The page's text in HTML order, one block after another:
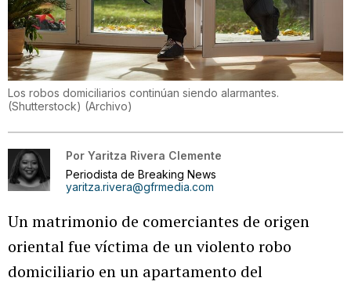
Los robos domiciliarios continúan siendo alarmantes.
(Shutterstock) (Archivo)
Por Yaritza Rivera Clemente
Periodista de Breaking News
yaritza.rivera@gfrmedia.com
Un matrimonio de comerciantes de origen
oriental fue víctima de un violento robo
domiciliario en un apartamento del